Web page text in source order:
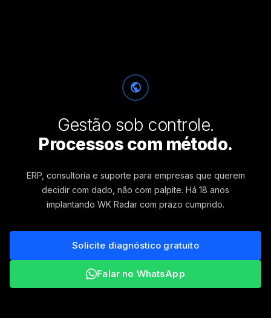
public
Gestão sob controle.
Processos com método.
ERP, consultoria e suporte para empresas que querem
decidir com dado, não com palpite. Há 18 anos
implantando WK Radar com prazo cumprido.
Solicite diagnóstico gratuito
Falar no WhatsApp